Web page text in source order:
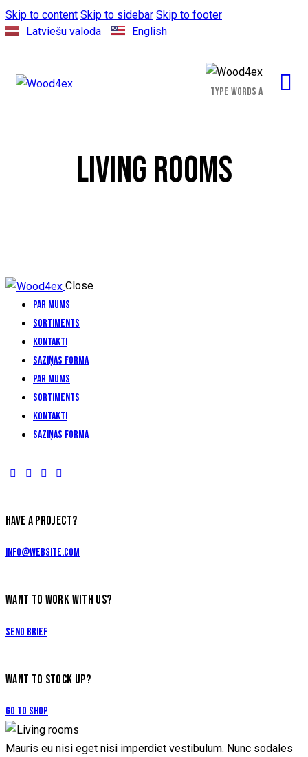
Skip to content Skip to sidebar Skip to footer
Latviešu valoda
English
LIVING ROOMS
Close
Par Mums
Sortiments
Kontakti
Saziņas forma
Par Mums
Sortiments
Kontakti
Saziņas forma
HAVE A PROJECT?
info@website.com
WANT TO WORK WITH US?
Send Brief
WANT TO STOCK UP?
Go to Shop
Mauris eu nisi eget nisi imperdiet vestibulum. Nunc sodales